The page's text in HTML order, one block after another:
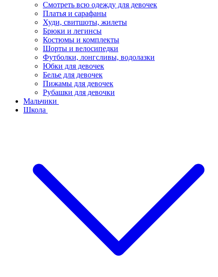
Смотреть всю одежду для девочек
Платья и сарафаны
Худи, свитшоты, жилеты
Брюки и легинсы
Костюмы и комплекты
Шорты и велосипедки
Футболки, лонгсливы, водолазки
Юбки для девочек
Белье для девочек
Пижамы для девочек
Рубашки для девочки
Мальчики
Школа